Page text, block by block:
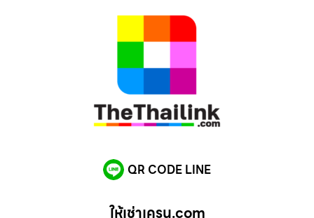
QR CODE LINE
ให้เช่าเครน.com